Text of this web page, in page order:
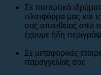
Σε πιστωτικά
πλατφόρμα μας και
σας απευθείας από
έχουμε ήδη
Σε μεταφορικές
παραγγελίας σας